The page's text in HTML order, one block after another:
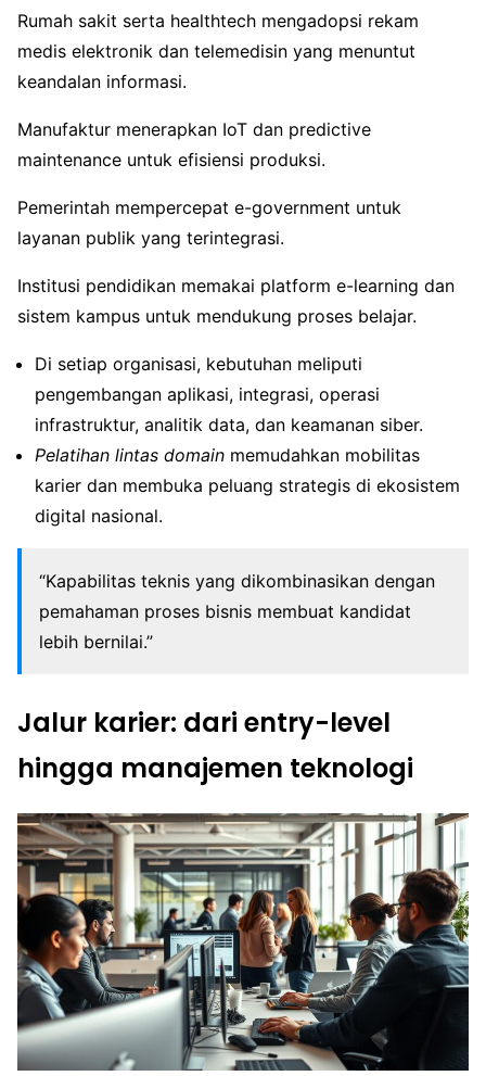
Rumah sakit serta healthtech mengadopsi rekam
medis elektronik dan telemedisin yang menuntut
keandalan informasi.
Manufaktur menerapkan IoT dan predictive
maintenance untuk efisiensi produksi.
Pemerintah mempercepat e-government untuk
layanan publik yang terintegrasi.
Institusi pendidikan memakai platform e-learning dan
sistem kampus untuk mendukung proses belajar.
Di setiap organisasi, kebutuhan meliputi
pengembangan aplikasi, integrasi, operasi
infrastruktur, analitik data, dan keamanan siber.
Pelatihan lintas domain memudahkan mobilitas
karier dan membuka peluang strategis di ekosistem
digital nasional.
“Kapabilitas teknis yang dikombinasikan dengan
pemahaman proses bisnis membuat kandidat
lebih bernilai.”
Jalur karier: dari entry-level
hingga manajemen teknologi